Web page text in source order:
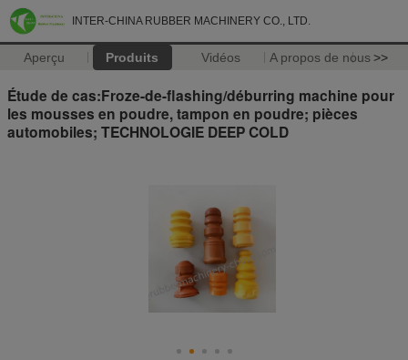
INTER-CHINA RUBBER MACHINERY CO., LTD.
Aperçu Produits Vidéos A propos de nous>>
Étude de cas:Froze-de-flashing/déburring machine pour
les mousses en poudre, tampon en poudre; pièces
automobiles; TECHNOLOGIE DEEP COLD